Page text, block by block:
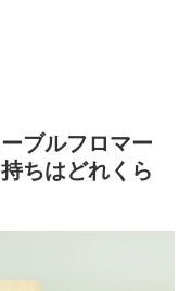
ブルフロマー
ちはどれくら